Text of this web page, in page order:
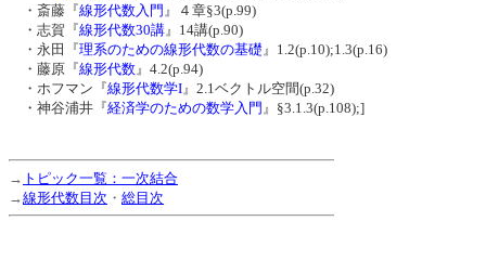
・斎藤『線形代数入門 』４章§3(p.99)
・志賀『線形代数30講 』14講(p.90)
・永田『理系のための線形代数の基礎 』1.2(p.10);1.3(p.16)
・藤原『線形代数 』4.2(p.94)
・ホフマン『線形代数学I 』2.1ベクトル空間(p.32)
・神谷浦井『経済学のための数学入門 』§3.1.3(p.108);]
→ トピック一覧：一次結合
→線形代数目次 ・ 総目次